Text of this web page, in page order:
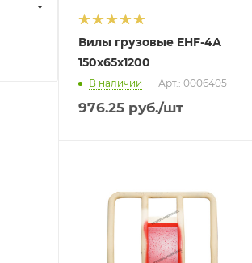
Вилы грузовые EHF-4А
150х65х1200
В наличии Арт.: 0006405
976.25 руб./шт